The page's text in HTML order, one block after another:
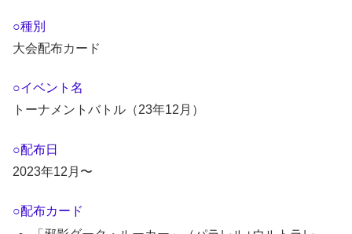
○種別
大会配布カード
○イベント名
トーナメントバトル（23年12月）
○配布日
2023年12月〜
○配布カード